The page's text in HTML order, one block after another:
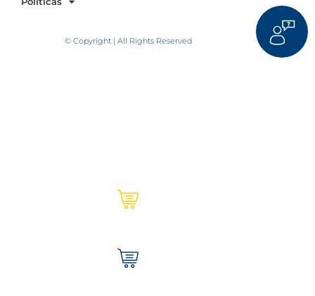
© Copyright | All Rights Reserved